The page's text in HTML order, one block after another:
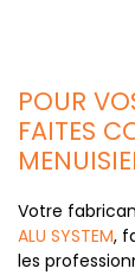
POUR
FAITES
Votre
ALU SYSTEM,
les